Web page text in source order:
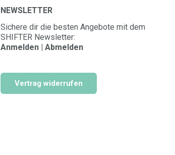
NEWSLETTER
Sichere dir die besten Angebote mit dem
SHIFTER Newsletter:
Anmelden | Abmelden
Vertrag widerrufen